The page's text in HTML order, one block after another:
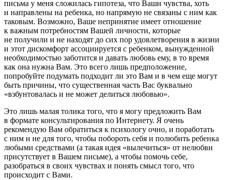
письма у меня сложилась гипотеза, что Ваши чувства, хоть
и направлены на ребенка, но напрямую не связаны с ним как
таковым. Возможно, Ваше непринятие имеет отношение
к важным потребностям Вашей личности, которые
не получили и не находят до сих пор удовлетворения в жизни
и этот дискомфорт ассоциируется с ребенком, вынужденной
необходимостью заботится и давать любовь ему, в то время
как она нужна Вам. Это всего лишь предположение,
попробуйте подумать подходит ли это Вам и в чем еще могут
быть причины, что существенная часть Вас буквально
«взбунтовалась и не может делиться любовью».
Это лишь малая толика того, что я могу предложить Вам
в формате консультирования по Интернету. Я очень
рекомендую Вам обратиться к психологу очно, и поработать
с ним и не для того, чтобы побороть себя и полюбить ребенка
любыми средствами (а такая идея «вылечиться» от нелюбви
присутствует в Вашем письме), а чтобы помочь себе,
разобраться в своих чувствах и понять смысл того, что
происходит с Вами.